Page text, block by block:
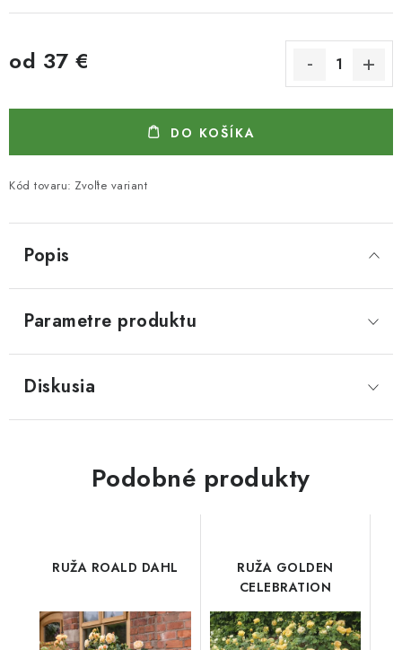
od 37 €
DO KOŠÍKA
Kód tovaru: Zvoľte variant
Popis
Parametre produktu
Diskusia
Podobné produkty
RUŽA ROALD DAHL
RUŽA GOLDEN
CELEBRATION